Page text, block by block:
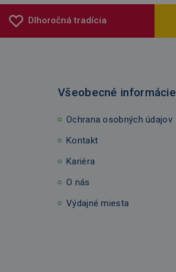
Dlhoročná tradícia
Všeobecné informácie
Ochrana osobných údajov
Kontakt
Kariéra
O nás
Výdajné miesta